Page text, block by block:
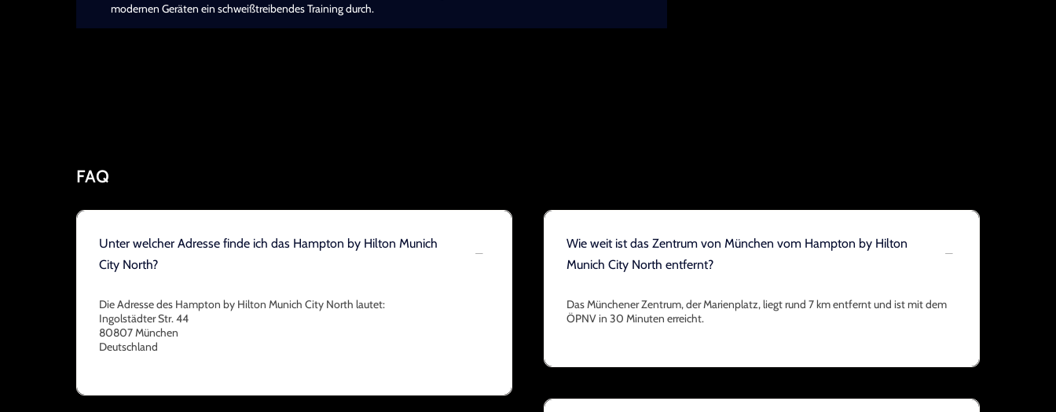
modernen Geräten ein schweißtreibendes Training durch.
FAQ
Unter welcher Adresse finde ich das Hampton by Hilton Munich
City North?
Die Adresse des Hampton by Hilton Munich City North lautet:
Ingolstädter Str. 44
80807 München
Deutschland
Wie weit ist das Zentrum von München vom Hampton by Hilton
Munich City North entfernt?
Das Münchener Zentrum, der Marienplatz, liegt rund 7 km entfernt und ist mit dem
ÖPNV in 30 Minuten erreicht.